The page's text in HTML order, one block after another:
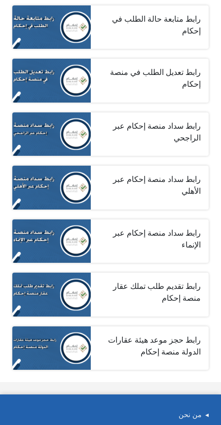
رابط متابعة حالة الطلب في
إحكام
رابط تعديل الطلب في منصة
إحكام
رابط سداد منصة إحكام عبر
الراجحي
رابط سداد منصة إحكام عبر
الأهلي
رابط سداد منصة إحكام عبر
الإنماء
رابط تقديم طلب تملك عقار
منصة إحكام
رابط حجز موعد هيئة عقارات
الدولة منصة إحكام
من نحن